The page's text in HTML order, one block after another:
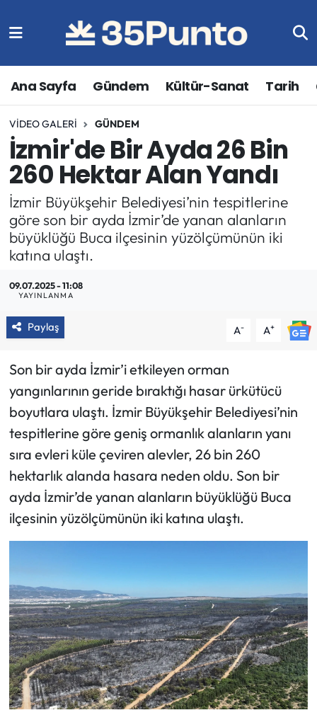
Ana Sayfa Gündem Kültür-Sanat Tarih
VIDEO GALERI GÜNDEM
İzmir'de Bir Ayda 26 Bin
260 Hektar Alan Yandı
İzmir Büyükşehir Belediyesi’nin tespitlerine
göre son bir ayda İzmir’de yanan alanların
büyüklüğü Buca ilçesinin yüzölçümünün iki
katına ulaştı.
09.07.2025 - 11:08
YAYINLANMA
Paylaş A- A+
Son bir ayda İzmir’i etkileyen orman
yangınlarının geride bıraktığı hasar ürkütücü
boyutlara ulaştı. İzmir Büyükşehir Belediyesi’nin
tespitlerine göre geniş ormanlık alanların yanı
sıra evleri küle çeviren alevler, 26 bin 260
hektarlık alanda hasara neden oldu. Son bir
ayda İzmir’de yanan alanların büyüklüğü Buca
ilçesinin yüzölçümünün iki katına ulaştı.